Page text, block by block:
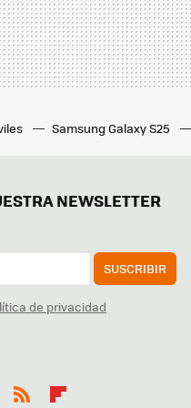
Samsung Galaxy S25
NEWSLETTER
SUSCRIBIR
de privacidad